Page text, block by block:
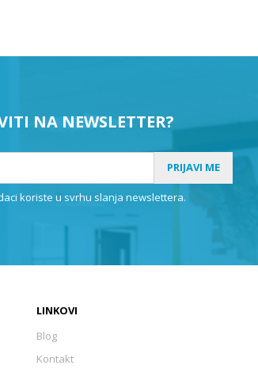
NA NEWSLETTER?
PRIJAVI ME
koriste u svrhu slanja newslettera.
LINKOVI
Blog
Kontakt